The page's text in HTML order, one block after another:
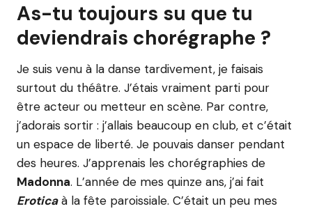
As-tu toujours su que tu
deviendrais chorégraphe ?
Je suis venu à la danse tardivement, je faisais
surtout du théâtre. J’étais vraiment parti pour
être acteur ou metteur en scène. Par contre,
j’adorais sortir : j’allais beaucoup en club, et c’était
un espace de liberté. Je pouvais danser pendant
des heures. J’apprenais les chorégraphies de
Madonna. L’année de mes quinze ans, j’ai fait
Eroticaà la fête paroissiale. C’était un peu mes